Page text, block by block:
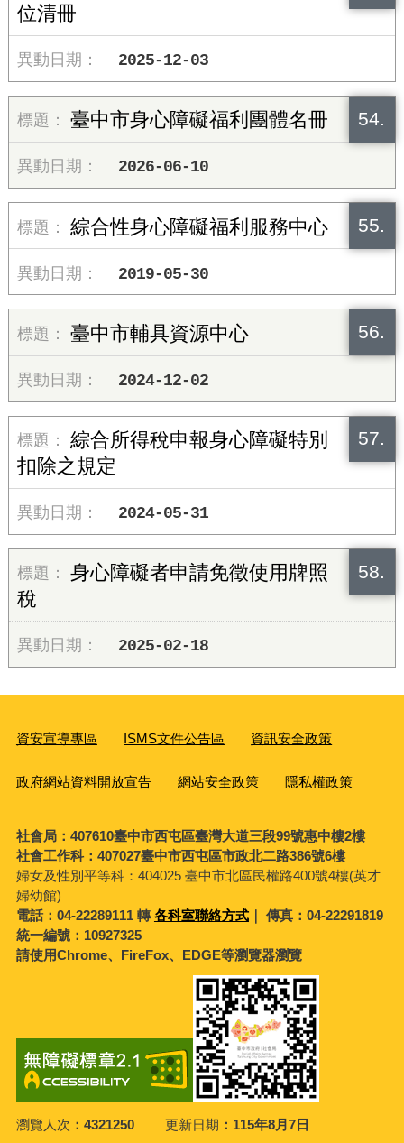
位清冊
2025-12-03
54.
臺中市身心障礙福利團體名冊
2026-06-10
55.
綜合性身心障礙福利服務中心
2019-05-30
56.
臺中市輔具資源中心
2024-12-02
57.
綜合所得稅申報身心障礙特別
扣除之規定
2024-05-31
58.
身心障礙者申請免徵使用牌照
稅
2025-02-18
資安宣導專區 ISMS文件公告區 資訊安全政策
政府網站資料開放宣告 網站安全政策 隱私權政策
社會局：407610臺中市西屯區臺灣大道三段99號惠中樓2樓
社會工作科：407027臺中市西屯區市政北二路386號6樓
婦女及性別平等科： 404025 臺中市北區民權路400號4樓(英才
婦幼館)
電話：04-22289111 轉各科室聯絡方式｜ 傳真：04-22291819
統一編號：10927325
請使用Chrome、FireFox、EDGE等瀏覽器瀏覽
瀏覽人次 4321250 更新日期 115年8月7日